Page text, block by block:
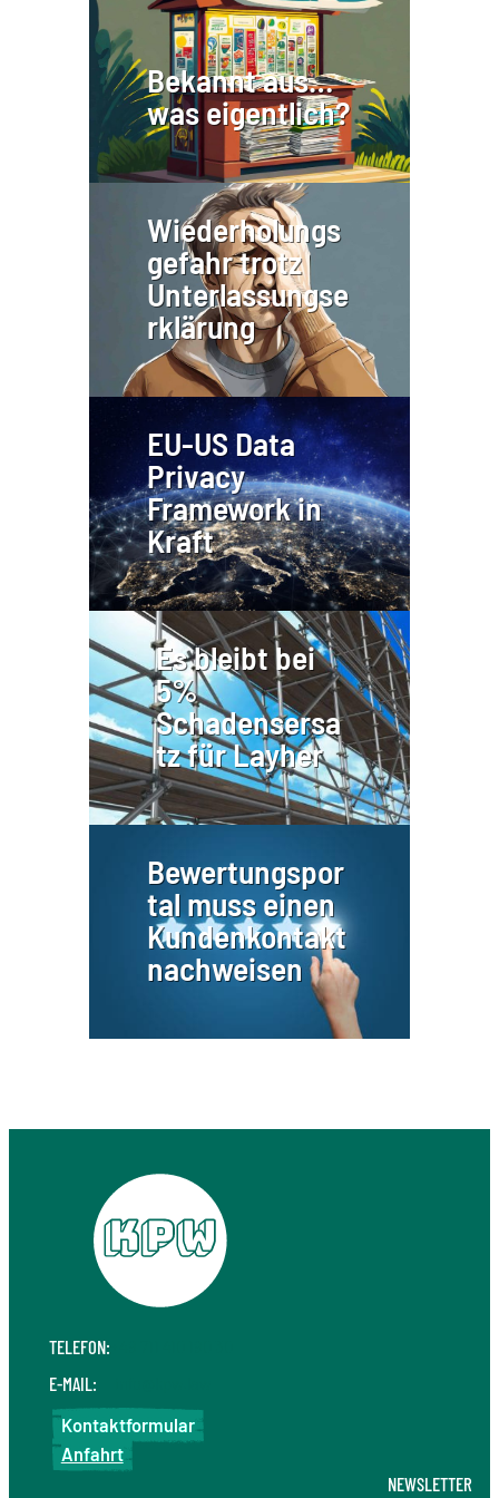
Bekannt aus…
was eigentlich?
Wiederholungs
gefahr trotz
Unterlassungse
rklärung
EU-US Data
Privacy
Framework in
Kraft
Es bleibt bei
5%
Schadensersa
tz für Layher
Bewertungspor
tal muss einen
Kundenkontakt
nachweisen
TELEFON:
E-MAIL:
Kontaktformular
Anfahrt
NEWSLETTER